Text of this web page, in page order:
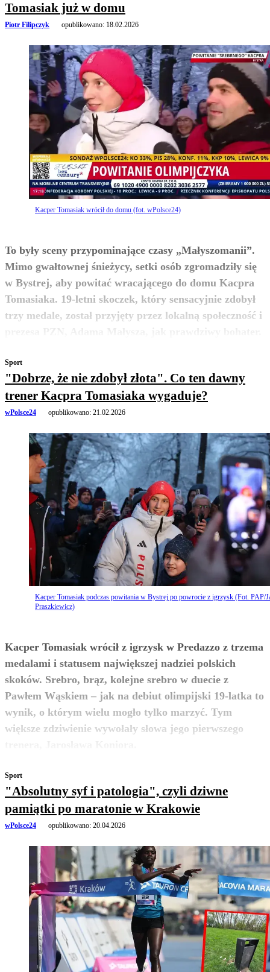
Tomasiak już w domu
Piotr Filipczyk opublikowano: 18.02.2026
Kacper Tomasiak wrócił do domu (fot. wPolsce24)
To były sceny przypominające czasy „Małyszomanii”.
Mimo gwałtownej śnieżycy, setki osób zgromadziły się
w Bystrej, aby powitać wracającego do domu Kacpra
Tomasiaka. 19-letni skoczek, który sensacyjnie zdobył
trzy medale, został przyjęty przez lokalną społeczność i
zobacz więcej
Sport
"Dobrze, że nie zdobył złota". Co ten dawny
trener Kacpra Tomasiaka wygaduje?
wPolsce24 opublikowano: 21.02.2026
Kacper Tomasiak podczas powitania w Bystrej po powrocie z igrzysk (Fot. PAP/
Praszkiewicz)
Kacper Tomasiak wrócił z igrzysk w Predazzo z trzema
medalami i statusem największej nadziei polskich
skoków. Srebro, brąz, kolejne srebro w duecie z
Pawłem Wąskiem – jak na debiut olimpijski 19-latka to
wynik, o którym wielu mogło tylko marzyć. Tym
większe zdziwienie wywołały słowa jego pierwszego
zobacz więcej
Sport
"Absolutny syf i patologia", czyli dziwne
pamiątki po maratonie w Krakowie
wPolsce24 opublikowano: 20.04.2026